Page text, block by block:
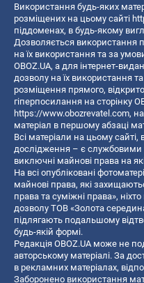
Використання будь-яких
розміщених на цьому сайті
піддоменах, в будь-якому
Дозволяється використання
на їх використання та за
OBOZ.UA, а для інтернет-
дозволу на їх використання
розміщення прямого,
гіперпосилання на сторінку
https://www.obozrevatel.com,
матеріал в першому абзаці
Всі матеріали на цьому сайті,
дослідження – є службовими
виключні майнові права на
На всі опубліковані
майнові права, які
права та суміжні права»,
дозволу ТОВ «Золота
підлягають подальшому
будь-якій формі.
Редакція OBOZ.UA може не
авторському матеріалі. За
в рекламних матеріалах,
Заборонено використання